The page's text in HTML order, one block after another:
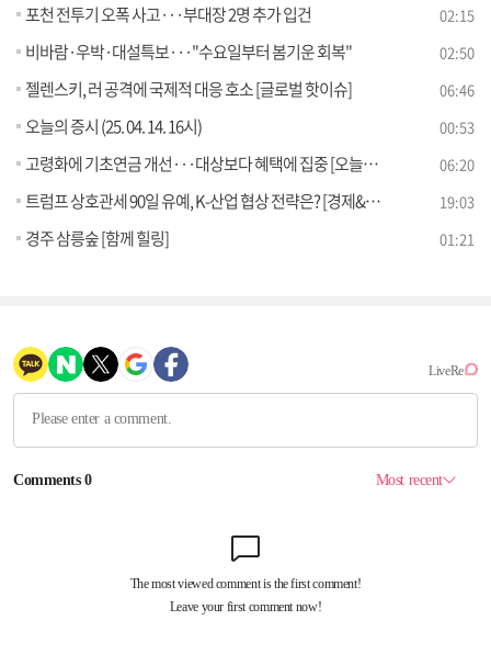
포천 전투기 오폭 사고···부대장 2명 추가 입건 02:15
비바람·우박·대설특보···"수요일부터 봄기운 회복" 02:50
젤렌스키, 러 공격에 국제적 대응 호소 [글로벌 핫이슈] 06:46
오늘의 증시 (25. 04. 14. 16시) 00:53
고령화에 기초연금 개선···대상보다 혜택에 집중 [오늘의 이슈] 06:20
트럼프 상호관세 90일 유예, K-산업 협상 전략은? [경제&이슈] 19:03
경주 삼릉숲 [함께 힐링] 01:21